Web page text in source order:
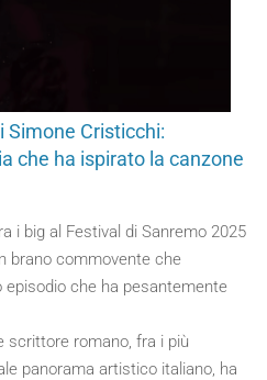
Simone Cristicchi:
che ha ispirato la canzone
i big al Festival di Sanremo 2025
brano commovente che
che ha pesantemente
scrittore romano, fra i più
panorama artistico italiano, ha